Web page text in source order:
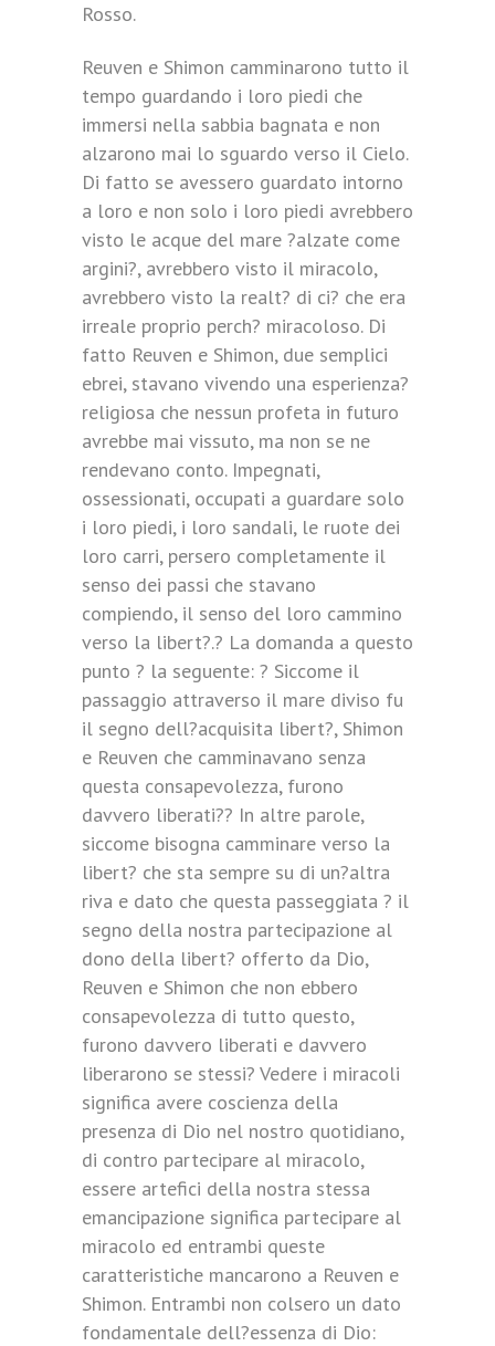
Rosso.
Reuven e Shimon camminarono tutto il
tempo guardando i loro piedi che
immersi nella sabbia bagnata e non
alzarono mai lo sguardo verso il Cielo.
Di fatto se avessero guardato intorno
a loro e non solo i loro piedi avrebbero
visto le acque del mare ?alzate come
argini?, avrebbero visto il miracolo,
avrebbero visto la realt? di ci? che era
irreale proprio perch? miracoloso. Di
fatto Reuven e Shimon, due semplici
ebrei, stavano vivendo una esperienza?
religiosa che nessun profeta in futuro
avrebbe mai vissuto, ma non se ne
rendevano conto. Impegnati,
ossessionati, occupati a guardare solo
i loro piedi, i loro sandali, le ruote dei
loro carri, persero completamente il
senso dei passi che stavano
compiendo, il senso del loro cammino
verso la libert?.? La domanda a questo
punto ? la seguente: ? Siccome il
passaggio attraverso il mare diviso fu
il segno dell?acquisita libert?, Shimon
e Reuven che camminavano senza
questa consapevolezza, furono
davvero liberati?? In altre parole,
siccome bisogna camminare verso la
libert? che sta sempre su di un?altra
riva e dato che questa passeggiata ? il
segno della nostra partecipazione al
dono della libert? offerto da Dio,
Reuven e Shimon che non ebbero
consapevolezza di tutto questo,
furono davvero liberati e davvero
liberarono se stessi? Vedere i miracoli
significa avere coscienza della
presenza di Dio nel nostro quotidiano,
di contro partecipare al miracolo,
essere artefici della nostra stessa
emancipazione significa partecipare al
miracolo ed entrambi queste
caratteristiche mancarono a Reuven e
Shimon. Entrambi non colsero un dato
fondamentale dell?essenza di Dio: